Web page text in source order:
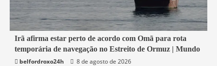
1 min read
Economia
Irã afirma estar perto de acordo com Omã para rota
temporária de navegação no Estreito de Ormuz | Mundo
belfordroxo24h
8 de agosto de 2026